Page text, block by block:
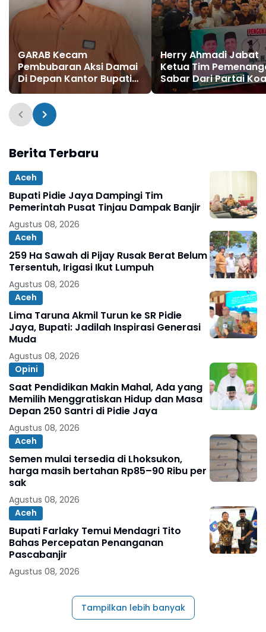
GARAB Kecam
Pembubaran Aksi Damai
Di Depan Kantor Bupati
Aceh Utara
Herry Ahmadi Jabat
Ketua Tim
Sabar Dari Partai
Berita Terbaru
Aceh
Bupati Pidie Jaya Dampingi Tim
Pemerintah Pusat Tinjau Dampak Banjir
Agustus 08, 2026
Aceh
259 Ha Sawah di Pijay Rusak Berat Belum
Tersentuh, Irigasi Ikut Lumpuh
Agustus 08, 2026
Aceh
Lima Taruna Akmil Turun ke SR Pidie
Jaya, Bupati: Jadilah Inspirasi Generasi
Muda
Agustus 08, 2026
Opini
Saat Pendidikan Makin Mahal, Ada yang
Memilih Menggratiskan Hidup dan Masa
Depan 250 Santri di Pidie Jaya
Agustus 08, 2026
Aceh
Semen mulai tersedia di Lhoksukon,
harga masih bertahan Rp85–90 Ribu per
sak
Agustus 08, 2026
Aceh
Bupati Farlaky Temui Mendagri Tito
Bahas Percepatan Penanganan
Pascabanjir
Agustus 08, 2026
Tampilkan lebih banyak